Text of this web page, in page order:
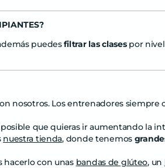
puedes filtrar las clasespor
nosotros. Los entrenadores siempre
que quieras ir aumentando la
nuestra tienda, donde tenemos
hacerlo con unas bandas de glúteo, un